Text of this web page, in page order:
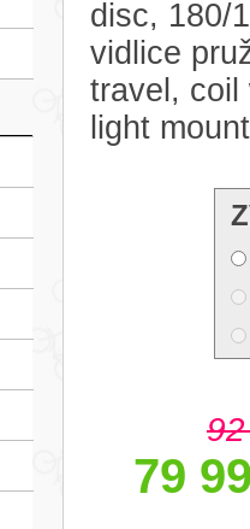
disc, 180/
vidlice
travel, coil
light
79